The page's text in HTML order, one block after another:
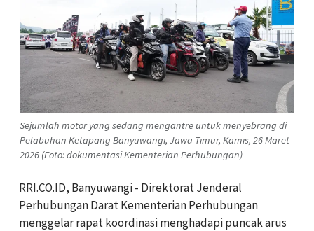
Sejumlah motor yang sedang mengantre untuk menyebrang di
Pelabuhan Ketapang Banyuwangi, Jawa Timur, Kamis, 26 Maret
2026 (Foto: dokumentasi Kementerian Perhubungan)
RRI.CO.ID, Banyuwangi - Direktorat Jenderal
Perhubungan Darat Kementerian Perhubungan
menggelar rapat koordinasi menghadapi puncak arus